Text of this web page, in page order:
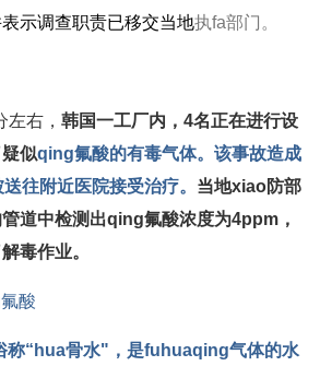
示调查职责已移交当地执fa部门。
左右，韩国一工厂内，4名正在进行设
似qing氟酸的有毒气体。该事故造成
往附近医院接受治疗。 当地xiao防部
道中检测出qing氟酸浓度为4ppm，
毒作业。
酸
称“hua骨水"，是fu huaqing气体的水